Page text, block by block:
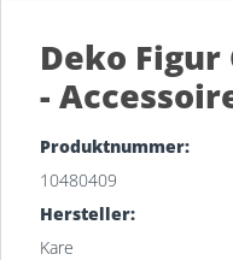
Deko
-
Produktnummer:
10480409
Hersteller:
Kare